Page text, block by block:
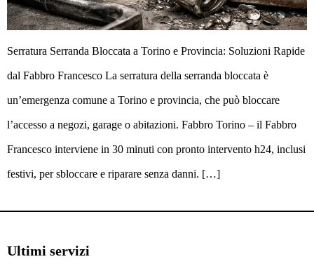
Serratura Serranda Bloccata a Torino e Provincia: Soluzioni Rapide
dal Fabbro Francesco La serratura della serranda bloccata è
un’emergenza comune a Torino e provincia, che può bloccare
l’accesso a negozi, garage o abitazioni. Fabbro Torino – il Fabbro
Francesco interviene in 30 minuti con pronto intervento h24, inclusi
festivi, per sbloccare e riparare senza danni. […]
Ultimi servizi